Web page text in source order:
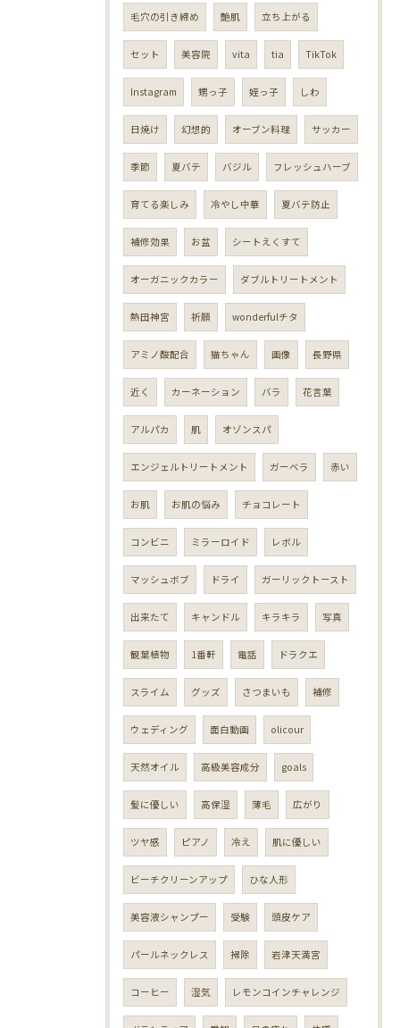
毛穴の引き締め 艶肌 立ち上がる
セット 美容院 vita tia TikTok
Instagram 甥っ子 姪っ子 しわ
日焼け 幻想的 オーブン料理 サッカー
季節 夏バテ バジル フレッシュハーブ
育てる楽しみ 冷やし中華 夏バテ防止
補修効果 お盆 シートえくすて
オーガニックカラー ダブルトリートメント
熱田神宮 祈願 wonderfulチタ
アミノ酸配合 猫ちゃん 画像 長野県
近く カーネーション バラ 花言葉
アルパカ 肌 オゾンスパ
エンジェルトリートメント ガーベラ 赤い
お肌 お肌の悩み チョコレート
コンビニ ミラーロイド レボル
マッシュボブ ドライ ガーリックトースト
出来たて キャンドル キラキラ 写真
観葉植物 1番軒 電話 ドラクエ
スライム グッズ さつまいも 補修
ウェディング 面白動画 olicour
天然オイル 高級美容成分 goals
髪に優しい 高保湿 薄毛 広がり
ツヤ感 ピアノ 冷え 肌に優しい
ビーチクリーンアップ ひな人形
美容液シャンプー 受験 頭皮ケア
パールネックレス 掃除 岩津天満宮
コーヒー 湿気 レモンコインチャレンジ